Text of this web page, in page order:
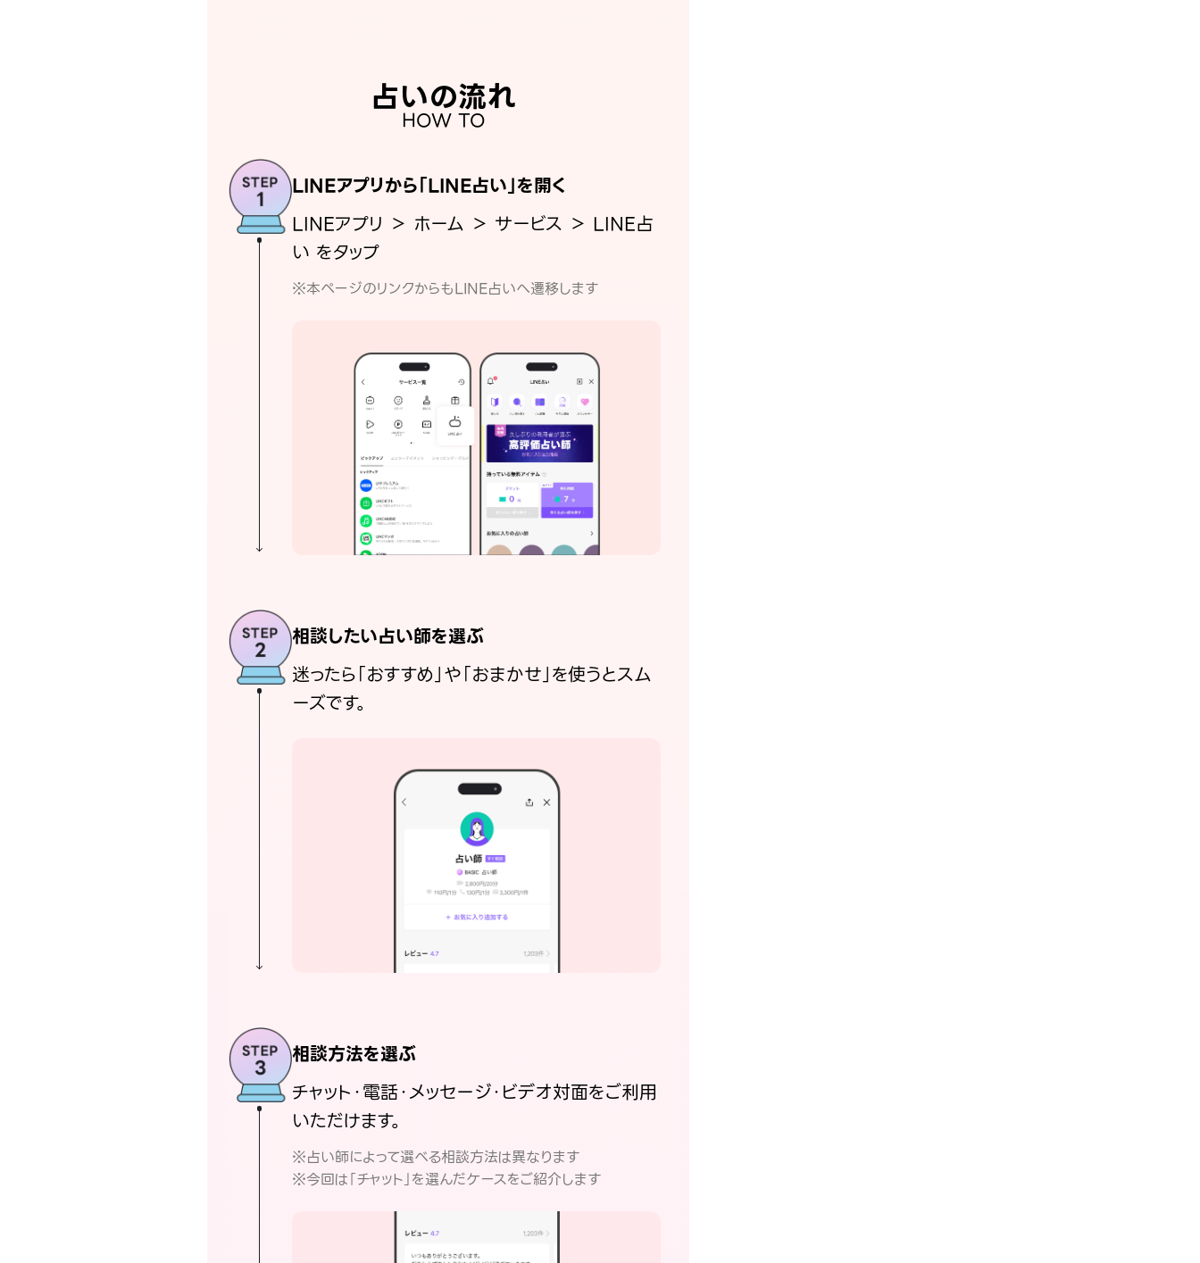
占いの流れ
HOW TO
LINEアプリから「LINE占い」を開く
LINEアプリ ＞ ホーム ＞ サービス ＞ LINE占
い をタップ
※本ページのリンクからもLINE占いへ遷移します
相談したい占い師を選ぶ
迷ったら「おすすめ」や「おまかせ」を使うとスム
ーズです。
相談方法を選ぶ
チャット・電話・メッセージ・ビデオ対面をご利用
いただけます。
※占い師によって選べる相談方法は異なります
※今回は「チャット」を選んだケースをご紹介します